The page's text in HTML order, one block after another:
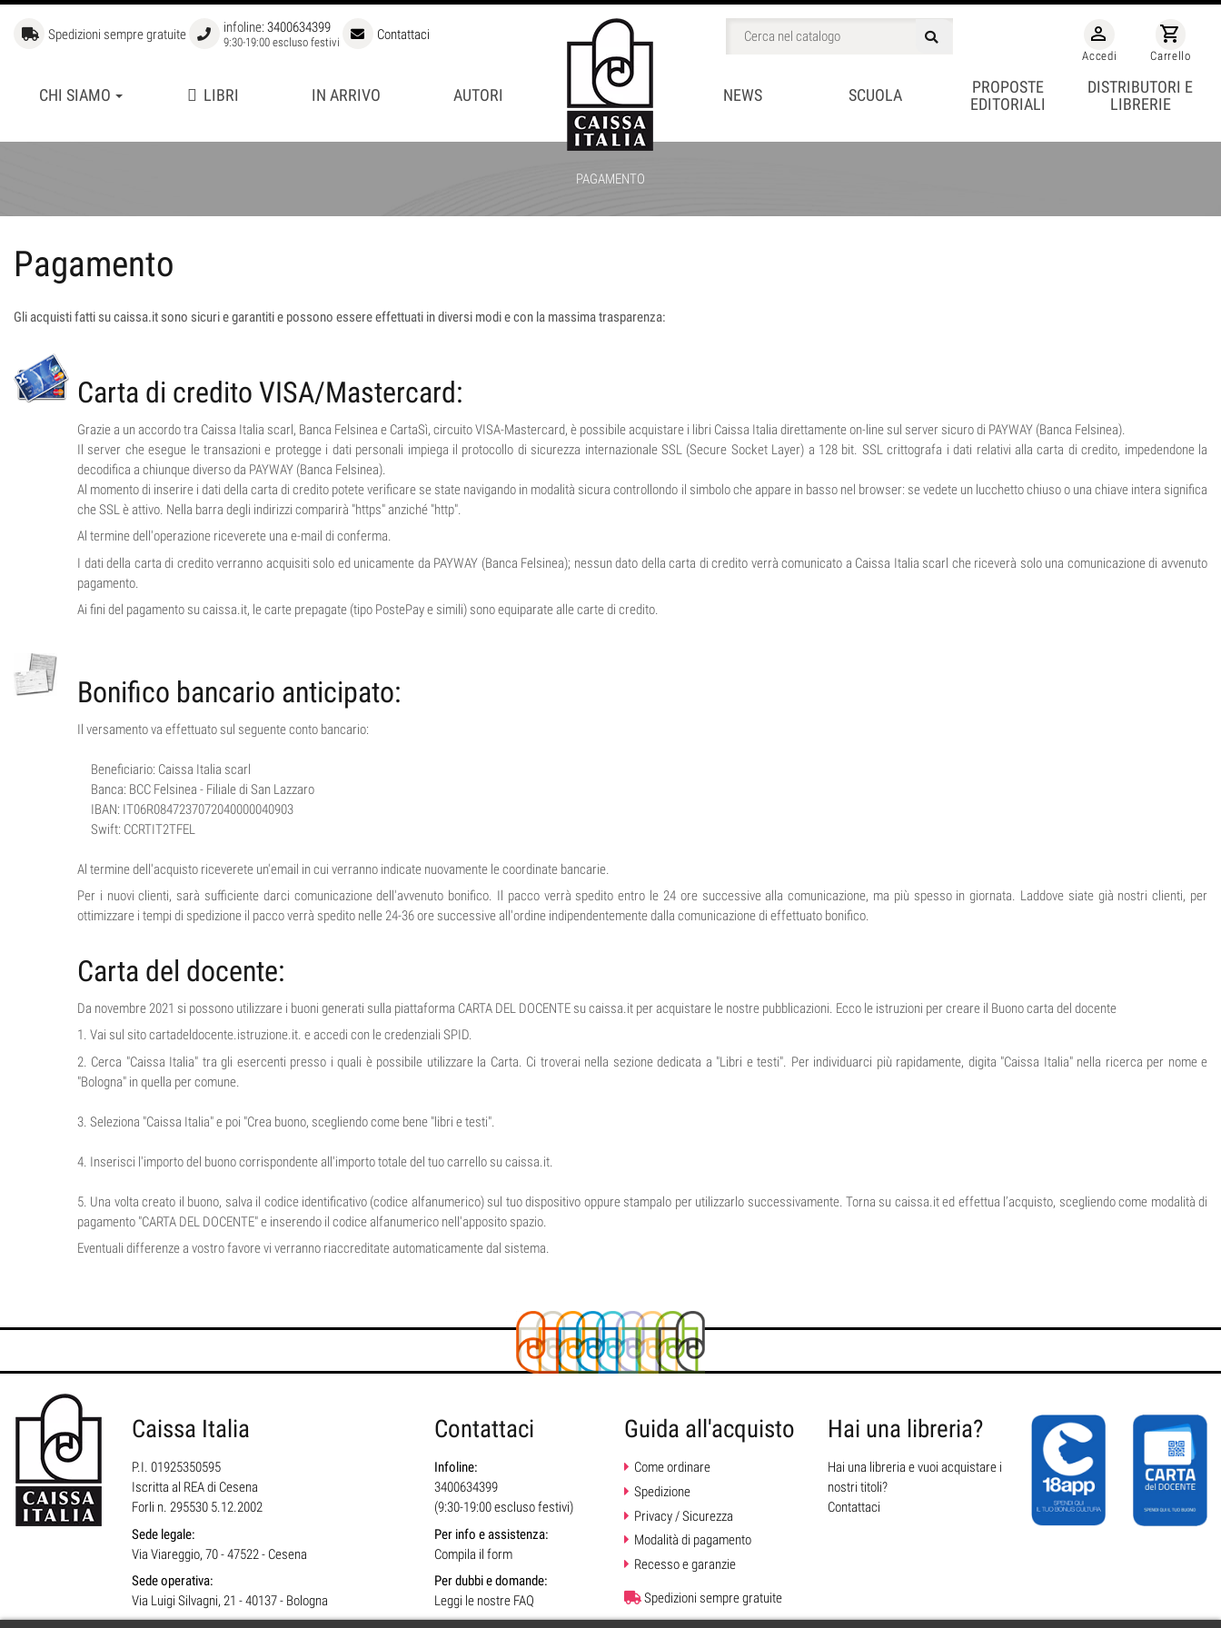
Spedizioni sempre gratuite infoline:3400634399
9:30-19:00 escluso festivi Contattaci shopping_cart
Carrello
person_outline
Accedi
CHI SIAMO LIBRI IN ARRIVO AUTORI NEWS SCUOLA
PROPOSTE
EDITORIALI
DISTRIBUTORI E
LIBRERIE
PAGAMENTO
Pagamento
Gli acquisti fatti su caissa.it sono sicuri e garantiti e possono essere effettuati in diversi modi e con la massima trasparenza:
Carta di credito VISA/Mastercard:
Grazie a un accordo tra Caissa Italia scarl, Banca Felsinea e CartaSì, circuito VISA-Mastercard, è possibile acquistare i libri Caissa Italia direttamente on-line sul server sicuro di PAYWAY (Banca Felsinea).
Il server che esegue le transazioni e protegge i dati personali impiega il protocollo di sicurezza internazionale SSL (Secure Socket Layer) a 128 bit. SSL crittografa i dati relativi alla carta di credito, impedendone la
decodifica a chiunque diverso da PAYWAY (Banca Felsinea).
Al momento di inserire i dati della carta di credito potete verificare se state navigando in modalità sicura controllondo il simbolo che appare in basso nel browser: se vedete un lucchetto chiuso o una chiave intera significa
che SSL è attivo. Nella barra degli indirizzi comparirà "https" anziché "http".
Al termine dell'operazione riceverete una e-mail di conferma.
I dati della carta di credito verranno acquisiti solo ed unicamente da PAYWAY (Banca Felsinea); nessun dato della carta di credito verrà comunicato a Caissa Italia scarl che riceverà solo una comunicazione di avvenuto
pagamento.
Ai fini del pagamento su caissa.it, le carte prepagate (tipo PostePay e simili) sono equiparate alle carte di credito.
Bonifico bancario anticipato:
Il versamento va effettuato sul seguente conto bancario:
Beneficiario: Caissa Italia scarl
Banca: BCC Felsinea - Filiale di San Lazzaro
IBAN: IT06R0847237072040000040903
Swift: CCRTIT2TFEL
Al termine dell'acquisto riceverete un'email in cui verranno indicate nuovamente le coordinate bancarie.
Per i nuovi clienti, sarà sufficiente darci comunicazione dell'avvenuto bonifico. Il pacco verrà spedito entro le 24 ore successive alla comunicazione, ma più spesso in giornata. Laddove siate già nostri clienti, per
ottimizzare i tempi di spedizione il pacco verrà spedito nelle 24-36 ore successive all'ordine indipendentemente dalla comunicazione di effettuato bonifico.
Carta del docente:
Da novembre 2021 si possono utilizzare i buoni generati sulla piattaforma CARTA DEL DOCENTE su caissa.it per acquistare le nostre pubblicazioni. Ecco le istruzioni per creare il Buono carta del docente
1. Vai sul sito cartadeldocente.istruzione.it. e accedi con le credenziali SPID.
2. Cerca "Caissa Italia" tra gli esercenti presso i quali è possibile utilizzare la Carta. Ci troverai nella sezione dedicata a "Libri e testi". Per individuarci più rapidamente, digita "Caissa Italia" nella ricerca per nome e
"Bologna" in quella per comune.
3. Seleziona "Caissa Italia" e poi "Crea buono, scegliendo come bene "libri e testi".
4. Inserisci l'importo del buono corrispondente all'importo totale del tuo carrello su caissa.it.
5. Una volta creato il buono, salva il codice identificativo (codice alfanumerico) sul tuo dispositivo oppure stampalo per utilizzarlo successivamente. Torna su caissa.it ed effettua l’acquisto, scegliendo come modalità di
pagamento "CARTA DEL DOCENTE" e inserendo il codice alfanumerico nell'apposito spazio.
Eventuali differenze a vostro favore vi verranno riaccreditate automaticamente dal sistema.
Caissa Italia
P.I. 01925350595
Iscritta al REA di Cesena
Forli n. 295530 5.12.2002
Sede legale:
Via Viareggio, 70 - 47522 - Cesena
Sede operativa:
Via Luigi Silvagni, 21 - 40137 - Bologna
Contattaci
Infoline:
3400634399
(9:30-19:00 escluso festivi)
Per info e assistenza:
Compila il form
Per dubbi e domande:
Leggi le nostre FAQ
Guida all'acquisto
Come ordinare
Spedizione
Privacy / Sicurezza
Modalità di pagamento
Recesso e garanzie
Spedizioni sempre gratuite
Hai una libreria?
Hai una libreria e vuoi acquistare i
nostri titoli?
Contattaci